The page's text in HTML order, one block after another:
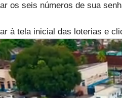
os seis números de sua
à tela inicial das loterias e